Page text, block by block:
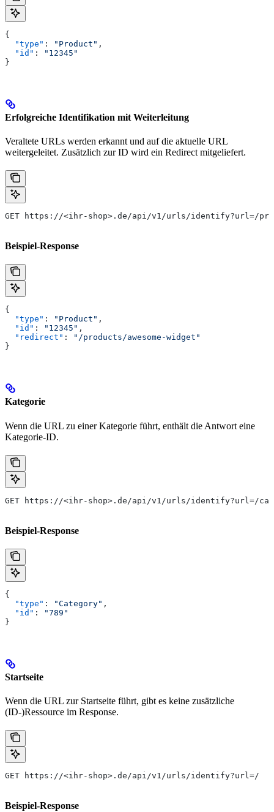
{
  "type"
: "Product" ,
  "id"
:
"12345"
}
Erfolgreiche Identifikation mit Weiterleitung
Veraltete URLs werden erkannt und auf die aktuelle URL
weitergeleitet. Zusätzlich zur ID wird ein Redirect mitgeliefert.
GET https://<ihr-shop>.de/api/v1/urls/identify?url=/
Beispiel-Response
{
  "type"
: "Product" ,
  "id"
: "12345" ,
  "redirect"
:
"/products/awesome-widget"
}
Kategorie
Wenn die URL zu einer Kategorie führt, enthält die Antwort eine
Kategorie-ID.
GET https://<ihr-shop>.de/api/v1/urls/identify?url=/
Beispiel-Response
{
  "type"
: "Category" ,
  "id"
:
"789"
}
Startseite
Wenn die URL zur Startseite führt, gibt es keine zusätzliche
(ID-)Ressource im Response.
GET https://<ihr-shop>.de/api/v1/urls/identify?url=/
Beispiel-Response